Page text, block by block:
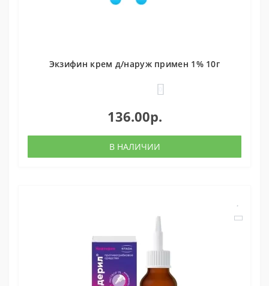
Экзифин крем д/наруж примен 1% 10г
136.00р.
В НАЛИЧИИ